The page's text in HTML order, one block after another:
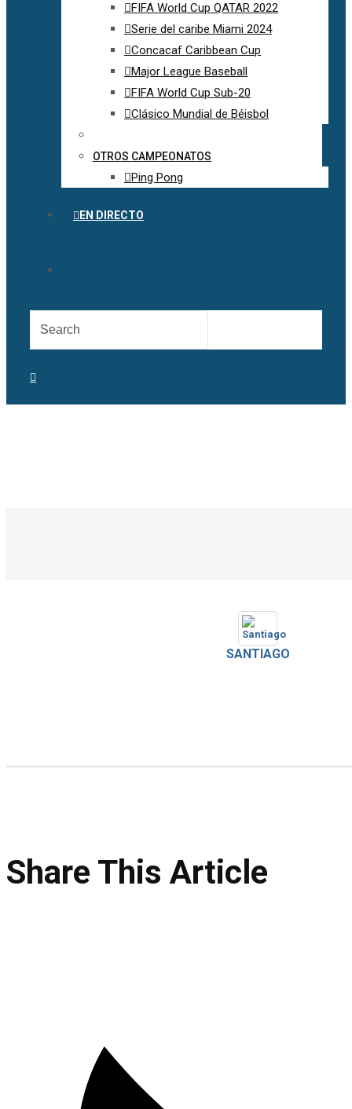
FIFA World Cup QATAR 2022
Serie del caribe Miami 2024
Concacaf Caribbean Cup
Major League Baseball
FIFA World Cup Sub-20
Clásico Mundial de Béisbol
OTROS CAMPEONATOS
Ping Pong
EN DIRECTO
SANTIAGO
Share This Article